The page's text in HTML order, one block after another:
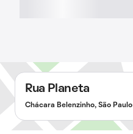
Rua Planeta
Chácara Belenzinho, São Paulo